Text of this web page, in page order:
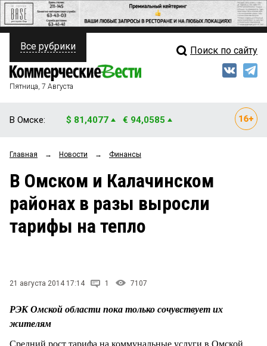
ПОЛИТИКА
ФИНАНСЫ
ОБЩЕСТВО
ЗАКОН
НОВОСТИ КОМПАНИЙ
Свежий выпуск
Рейтинги
Блоги
Все рубрики Поиск по сайту
Пятница, 7 Августа
В Омске: $ 81,4077 € 94,0585
Главная → Новости → Финансы
В Омском и Калачинском
районах в разы выросли
тарифы на тепло
21 августа 2014 17:14 1 7107
РЭК Омской области пока только сочувствует их
жителям
Средний рост тарифа на коммунальные услуги в Омской